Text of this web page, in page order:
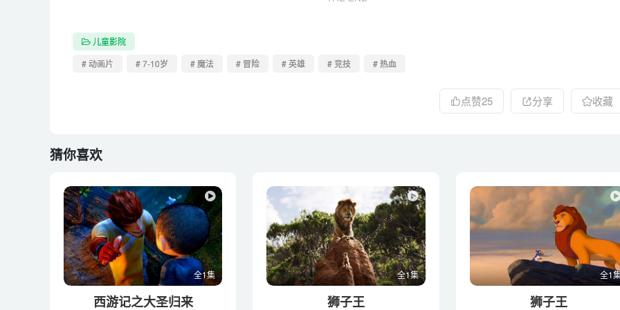
儿童影院
# 动画片
# 7-10岁 # 魔法 # 冒险 # 英雄 # 竞技 # 热血
点赞25 分享 收藏
猜你喜欢
全1集
西游记之大圣归来
全1集
狮子王
全1
狮子王